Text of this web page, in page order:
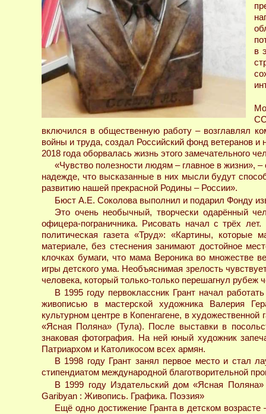
в
включился в общественную работу – возглавлял
войны и труда, создал Российский фонд ветеранов
2018 года оборвалась жизнь этого замечательного
«Чувство полезности людям – главное в жизни»,
надежде, что высказанные в них мысли будут
развитию нашей прекрасной Родины – России».
Бюст А.Е. Соколова выполнил и подарил Фонду
Это очень необычный, творчески одарённый
офицера-пограничника. Рисовать начал с трёх
политическая газета «Труд»: «Картины,
материале, без стеснения занимают достойное
клочках бумаги, что мама Вероника во множестве
игры детского ума. Необъяснимая зрелость
человека, который только-только перешагнул рубеж
В 1995 году первоклассник Грант начал
живописью в мастерской художника Валерия
культурном центре в Копенгагене, в
«Ясная Поляна» (Тула). После выставки в
знаковая фотография. На ней юный художник
Патриархом и Католикосом всех армян.
В 1998 году Грант занял первое место и стал
стипендиатом международной благотворительной
В 1999 году Издательский дом «Ясная
Garibyan : Живопись. Графика. Поэзия»
Ещё одно достижение Гранта в детском возрасте